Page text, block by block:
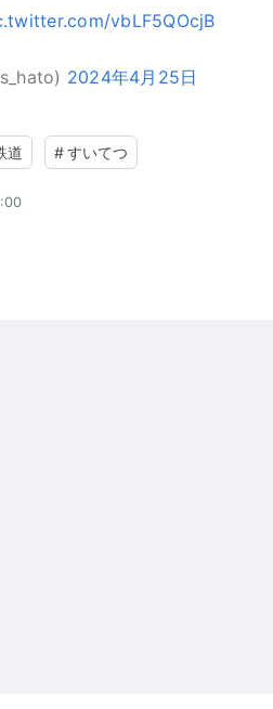
vbLF5QOcjB
2024年4月25日
道 # すいてつ